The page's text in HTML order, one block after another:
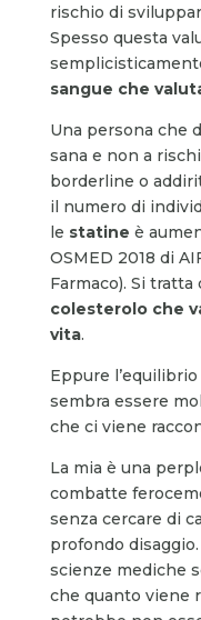
rischio di
Spesso questa
sangue che
Una persona che
sana e non a
borderline o
il numero di
le statine è
OSMED 2018 di
Farmaco). Si tratta
colesterolo che
vita.
Eppure
sembra essere
che ci viene
La mia è una
combatte
senza cercare di
profondo
scienze mediche
che quanto viene